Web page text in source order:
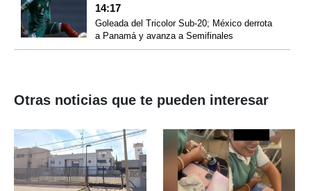
14:17
Goleada del Tricolor Sub-20; México derrota
a Panamá y avanza a Semifinales
Otras noticias que te pueden interesar